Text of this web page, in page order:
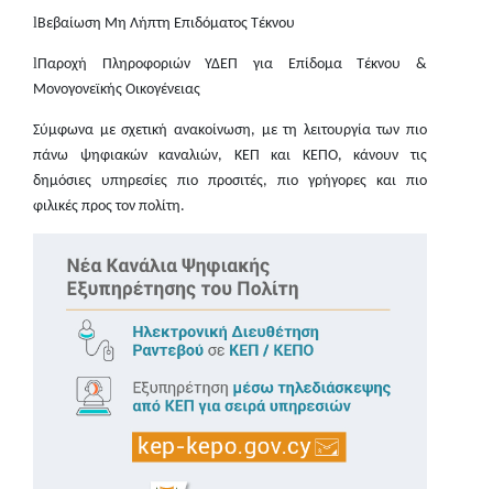
l Βεβαίωση Μη Λήπτη Επιδόματος Τέκνου
l Παροχή Πληροφοριών ΥΔΕΠ για Επίδομα Τέκνου &
Μονογονεϊκής Οικογένειας
Σύμφωνα με σχετική ανακοίνωση, με τη λειτουργίατων πιο
πάνω
ψηφιακών καναλιών, ΚΕΠ και ΚΕΠΟ,κάνουντις
δημόσιες υπηρεσίες πιο προσιτές, πιο γρήγορες και πιο
φιλικές προς τον πολίτη.